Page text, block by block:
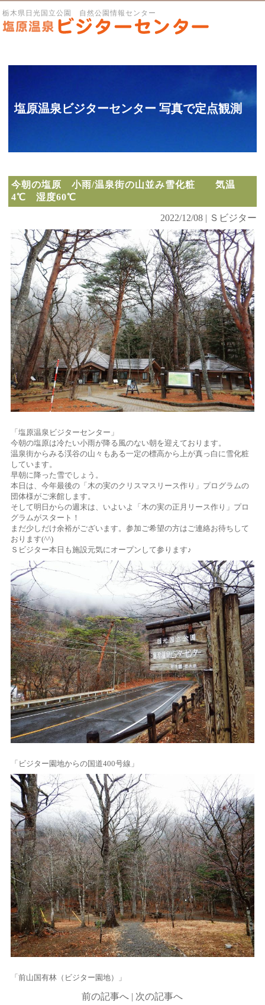
栃木県日光国立公園 自然公園情報センター
塩原温泉ビジターセンター 写真で定点観測
今朝の塩原 小雨/温泉街の山並み雪化粧 気温
4℃ 湿度60℃
2022/12/08 | Ｓビジター
「塩原温泉ビジターセンター」
今朝の塩原は冷たい小雨が降る風のない朝を迎えております。
温泉街からみる渓谷の山々もある一定の標高から上が真っ白に雪化粧
しています。
早朝に降った雪でしょう。
本日は、今年最後の「木の実のクリスマスリース作り」プログラムの
団体様がご来館します。
そして明日からの週末は、いよいよ「木の実の正月リース作り」プロ
グラムがスタート！
まだ少しだけ余裕がございます。参加ご希望の方はご連絡お待ちして
おります(^^)
Ｓビジター本日も施設元気にオープンして参ります♪
「ビジター園地からの国道400号線」
「前山国有林（ビジター園地）」
前の記事へ | 次の記事へ